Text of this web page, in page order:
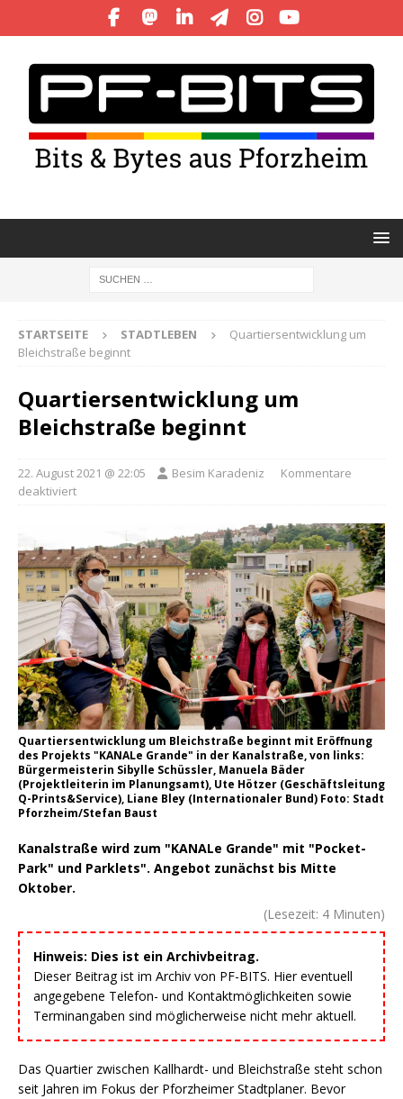
STARTSEITE STADTLEBEN
Quartiersentwicklung um
Bleichstraße beginnt
Quartiersentwicklung um
Bleichstraße beginnt
22. August 2021 @ 22:05 Besim Karadeniz
Kommentare
deaktiviert
Quartiersentwicklung um Bleichstraße beginnt mit Eröffnung
des Projekts "KANALe Grande" in der Kanalstraße, von links:
Bürgermeisterin Sibylle Schüssler, Manuela Bäder
(Projektleiterin im Planungsamt), Ute Hötzer (Geschäftsleitung
Q-Prints&Service), Liane Bley (Internationaler Bund) Foto: Stadt
Pforzheim/Stefan Baust
Kanalstraße wird zum "KANALe Grande" mit "Pocket-
Park" und Parklets". Angebot zunächst bis Mitte
Oktober.
(Lesezeit: 4 Minuten)
Hinweis: Dies ist ein Archivbeitrag.
Dieser Beitrag ist im Archiv von PF-BITS. Hier eventuell
angegebene Telefon- und Kontaktmöglichkeiten sowie
Terminangaben sind möglicherweise nicht mehr aktuell.
Das Quartier zwischen Kallhardt- und Bleichstraße steht schon
seit Jahren im Fokus der Pforzheimer Stadtplaner. Bevor